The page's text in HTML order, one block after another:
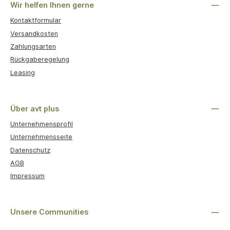
Wir helfen Ihnen gerne
Kontaktformular
Versandkosten
Zahlungsarten
Rückgaberegelung
Leasing
Über avt plus
Unternehmensprofil
Unternehmensseite
Datenschutz
AGB
Impressum
Unsere Communities